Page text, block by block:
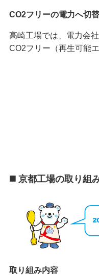
CO2フリーの電力へ切替
高崎工場では、電力会
CO2フリー（再生可能
◼️ 京都工場の取り組
取り組み内容